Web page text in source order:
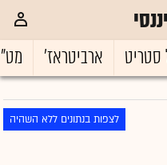
סטריט ארביטראז'
לצפות בנתונים ללא השהיה